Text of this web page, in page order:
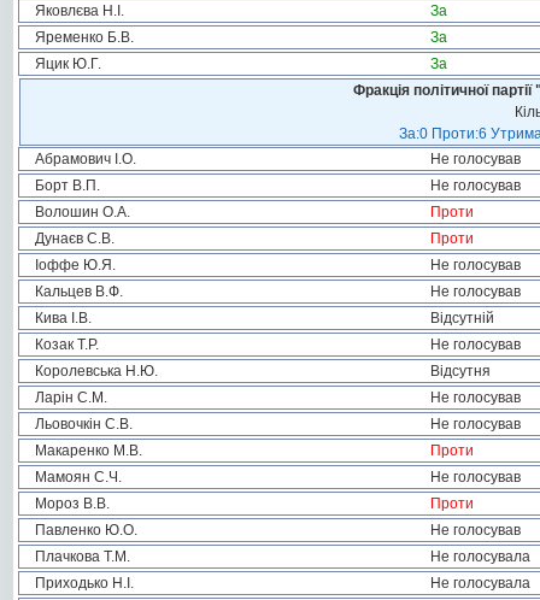
Яковлєва Н.І.
За
Яременко Б.В.
За
Яцик Ю.Г.
За
Фракція політичної
За:0 Проти:6
Абрамович І.О.
Не голосував
Борт В.П.
Не голосував
Волошин О.А.
Проти
Дунаєв С.В.
Проти
Іоффе Ю.Я.
Не голосував
Кальцев В.Ф.
Не голосував
Кива І.В.
Відсутній
Козак Т.Р.
Не голосував
Королевська Н.Ю.
Відсутня
Ларін С.М.
Не голосував
Льовочкін С.В.
Не голосував
Макаренко М.В.
Проти
Мамоян С.Ч.
Не голосував
Мороз В.В.
Проти
Павленко Ю.О.
Не голосував
Плачкова Т.М.
Не голосувала
Приходько Н.І.
Не голосувала